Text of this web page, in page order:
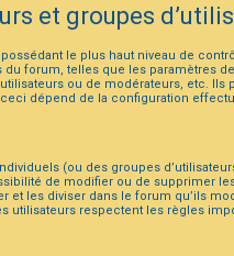
et groupes
le plus haut niveau de
du forum, telles que les paramètres
ou de modérateurs, etc.
dépend de la configuration
(ou des groupes
de modifier ou de supprimer
et les diviser dans le forum qu’ils
utilisateurs respectent les règles